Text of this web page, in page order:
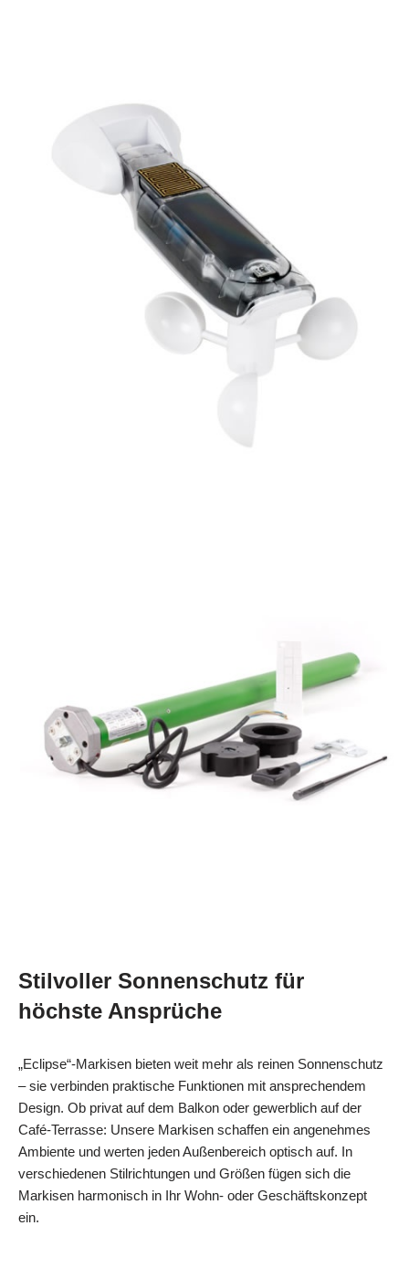
Stilvoller Sonnenschutz für
höchste Ansprüche
„Eclipse“-Markisen bieten weit mehr als reinen Sonnenschutz
– sie verbinden praktische Funktionen mit ansprechendem
Design. Ob privat auf dem Balkon oder gewerblich auf der
Café-Terrasse: Unsere Markisen schaffen ein angenehmes
Ambiente und werten jeden Außenbereich optisch auf. In
verschiedenen Stilrichtungen und Größen fügen sich die
Markisen harmonisch in Ihr Wohn- oder Geschäftskonzept
ein.